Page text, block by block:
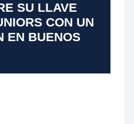
SU LLAVE
CON UN
EN BUENOS